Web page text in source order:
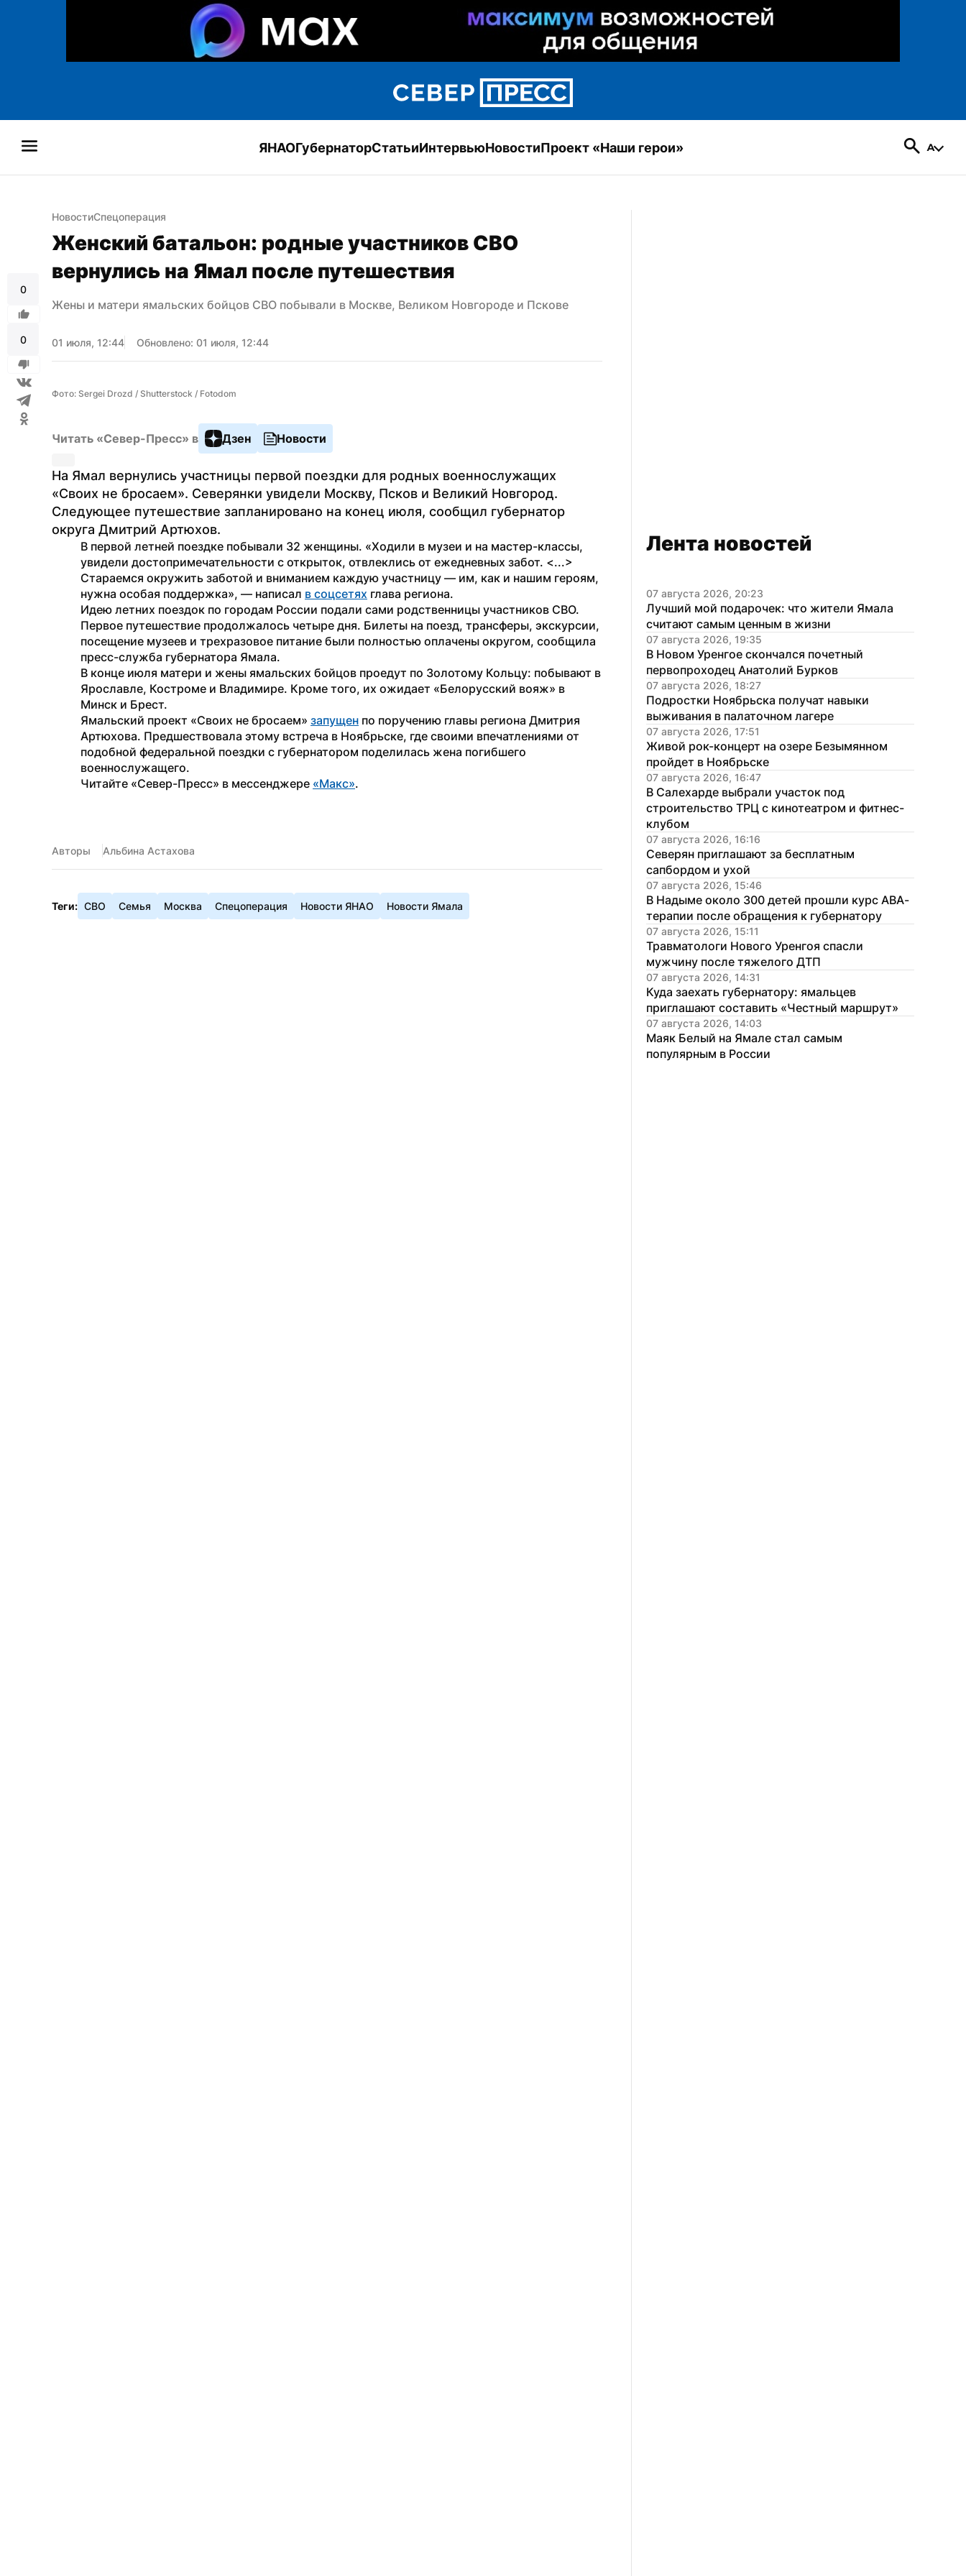
ЯНАОГубернаторСтатьиИнтервьюНовостиПроект «Наши герои»
0
0
НовостиСпецоперация
Женский батальон: родные участников СВО
вернулись на Ямал после путешествия
Жены и матери ямальских бойцов СВО побывали в Москве, Великом Новгороде и Пскове
01 июля, 12:44 Обновлено: 01 июля, 12:44
Фото: Sergei Drozd / Shutterstock / Fotodom
Читать «Север-Пресс» в Дзен Новости
На Ямал вернулись участницы первой поездки для родных военнослужащих
«Своих не бросаем». Северянки увидели Москву, Псков и Великий Новгород.
Следующее путешествие запланировано на конец июля, сообщил губернатор
округа Дмитрий Артюхов.
В первой летней поездке побывали 32 женщины. «Ходили в музеи и на мастер-классы,
увидели достопримечательности с открыток, отвлеклись от ежедневных забот. <...>
Стараемся окружить заботой и вниманием каждую участницу — им, как и нашим героям,
нужна особая поддержка», — написал в соцсетях глава региона.
Идею летних поездок по городам России подали сами родственницы участников СВО.
Первое путешествие продолжалось четыре дня. Билеты на поезд, трансферы, экскурсии,
посещение музеев и трехразовое питание были полностью оплачены округом, сообщила
пресс-служба губернатора Ямала.
В конце июля матери и жены ямальских бойцов проедут по Золотому Кольцу: побывают в
Ярославле, Костроме и Владимире. Кроме того, их ожидает «Белорусский вояж» в
Минск и Брест.
Ямальский проект «Своих не бросаем» запущен по поручению главы региона Дмитрия
Артюхова. Предшествовала этому встреча в Ноябрьске, где своими впечатлениями от
подобной федеральной поездки с губернатором поделилась жена погибшего
военнослужащего.
Читайте «Север-Пресс» в мессенджере «Макс».
Авторы Альбина Астахова
Теги: СВО Семья Москва Спецоперация Новости ЯНАО Новости Ямала
Лента новостей
07 августа 2026, 20:23
Лучший мой подарочек: что жители Ямала
считают самым ценным в жизни
07 августа 2026, 19:35
В Новом Уренгое скончался почетный
первопроходец Анатолий Бурков
07 августа 2026, 18:27
Подростки Ноябрьска получат навыки
выживания в палаточном лагере
07 августа 2026, 17:51
Живой рок-концерт на озере Безымянном
пройдет в Ноябрьске
07 августа 2026, 16:47
В Салехарде выбрали участок под
строительство ТРЦ с кинотеатром и фитнес-
клубом
07 августа 2026, 16:16
Северян приглашают за бесплатным
сапбордом и ухой
07 августа 2026, 15:46
В Надыме около 300 детей прошли курс АВА-
терапии после обращения к губернатору
07 августа 2026, 15:11
Травматологи Нового Уренгоя спасли
мужчину после тяжелого ДТП
07 августа 2026, 14:31
Куда заехать губернатору: ямальцев
приглашают составить «Честный маршрут»
07 августа 2026, 14:03
Маяк Белый на Ямале стал самым
популярным в России